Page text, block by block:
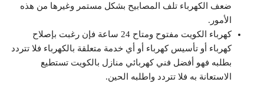
ضعف الكهرباء تلف المصابيح بشكل مستمر وغيرها من هذه
الأمور.
كهرباء الكويت مفتوح ومتاح 24 ساعة فإن رغبت بإصلاح
كهرباء أو تأسيس كهرباء أو أي خدمة متعلقة بالكهرباء فلا تتردد
بطلبه فهو أفضل فني كهربائي منازل بالكويت تستطيع
الاستعانة به فلا تتردد واطلبه الحين.